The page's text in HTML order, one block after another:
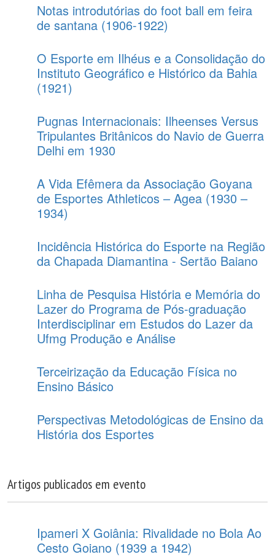
Notas introdutórias do foot ball em feira
de santana (1906-1922)
O Esporte em Ilhéus e a Consolidação do
Instituto Geográfico e Histórico da Bahia
(1921)
Pugnas Internacionais: Ilheenses Versus
Tripulantes Britânicos do Navio de Guerra
Delhi em 1930
A Vida Efêmera da Associação Goyana
de Esportes Athleticos – Agea (1930 –
1934)
Incidência Histórica do Esporte na Região
da Chapada Diamantina - Sertão Baiano
Linha de Pesquisa História e Memória do
Lazer do Programa de Pós-graduação
Interdisciplinar em Estudos do Lazer da
Ufmg Produção e Análise
Terceirização da Educação Física no
Ensino Básico
Perspectivas Metodológicas de Ensino da
História dos Esportes
Artigos publicados em evento
Ipameri X Goiânia: Rivalidade no Bola Ao
Cesto Goiano (1939 a 1942)